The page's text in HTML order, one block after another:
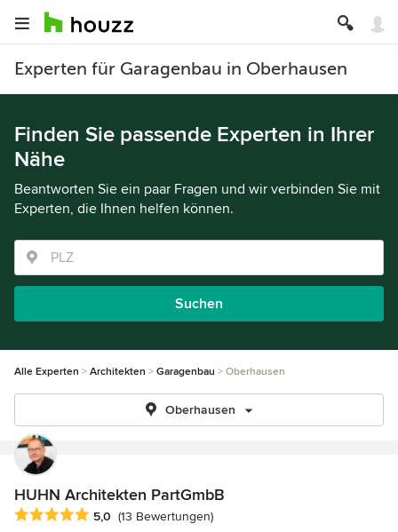
Experten für Garagenbau in Oberhausen
Finden Sie passende Experten in Ihrer
Nähe
Beantworten Sie ein paar Fragen und wir verbinden Sie mit
Experten, die Ihnen helfen können.
Suchen
Alle Experten Architekten Garagenbau Oberhausen
Oberhausen
HUHN Architekten PartGmbB
Durchschnittliche Bewertung: 5 von 5 Sternen
5,0 (13 Bewertungen)